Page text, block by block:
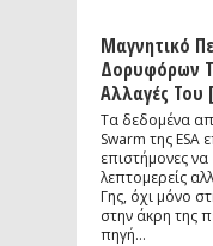
Μαγνητικό
Δορυφόρων
Αλλαγές
Τα δεδομένα
Swarm της
επιστήμονες
λεπτομερείς
Γης, όχι μόνο
στην άκρη της
πηγή...